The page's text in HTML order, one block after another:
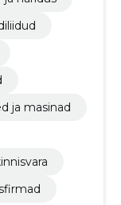
ja masinad